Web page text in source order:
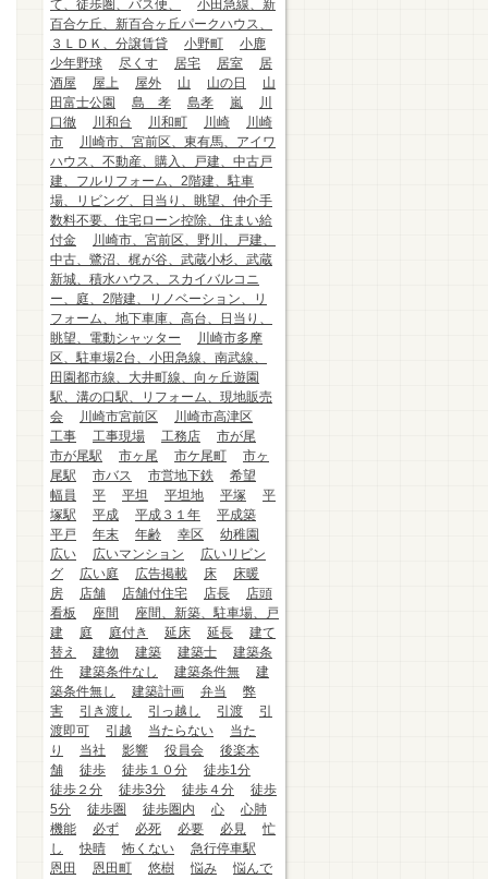
て、徒歩圏、バス便、
小田急線、新
百合ケ丘、新百合ヶ丘パークハウス、
３ＬＤＫ、分譲賃貸
小野町
小鹿
少年野球
尽くす 居宅 居室
居
酒屋
屋上 屋外 山 山の日
山
田富士公園
島 孝 島孝 嵐
川
口徹
川和台 川和町 川崎
川崎
市
川崎市、宮前区、東有馬、アイワ
ハウス、不動産、購入、戸建、中古戸
建、フルリフォーム、2階建、駐車
場、リビング、日当り、眺望、仲介手
数料不要、住宅ローン控除、住まい給
付金
川崎市、宮前区、野川、戸建、
中古、鷺沼、梶が谷、武蔵小杉、武蔵
新城、積水ハウス、スカイバルコニ
ー、庭、2階建、リノベーション、リ
フォーム、地下車庫、高台、日当り、
眺望、電動シャッター
川崎市多摩
区、駐車場2台、小田急線、南武線、
田園都市線、大井町線、向ヶ丘遊園
駅、溝の口駅、リフォーム、現地販売
会
川崎市宮前区
川崎市高津区
工事
工事現場 工務店
市が尾
市が尾駅
市ヶ尾 市ケ尾町
市ヶ
尾駅
市バス 市営地下鉄
希望
幅員
平 平坦 平坦地 平塚
平
塚駅
平成 平成３１年
平成築
平戸
年末 年齢 幸区
幼稚園
広い
広いマンション
広いリビン
グ
広い庭 広告掲載 床
床暖
房
店舗 店舗付住宅 店長
店頭
看板
座間
座間、新築、駐車場、戸
建
庭 庭付き 延床 延長
建て
替え
建物 建築 建築士
建築条
件
建築条件なし 建築条件無
建
築条件無し
建築計画 弁当
弊
害
引き渡し 引っ越し 引渡
引
渡即可
引越 当たらない
当た
り
当社 影響 役員会
後楽本
舗
徒歩 徒歩１０分
徒歩1分
徒歩２分
徒歩3分 徒歩４分
徒歩
5分
徒歩圏 徒歩圏内 心
心肺
機能
必ず 必死 必要 必見
忙
し
快晴 怖くない
急行停車駅
恩田
恩田町 悠樹 悩み
悩んで